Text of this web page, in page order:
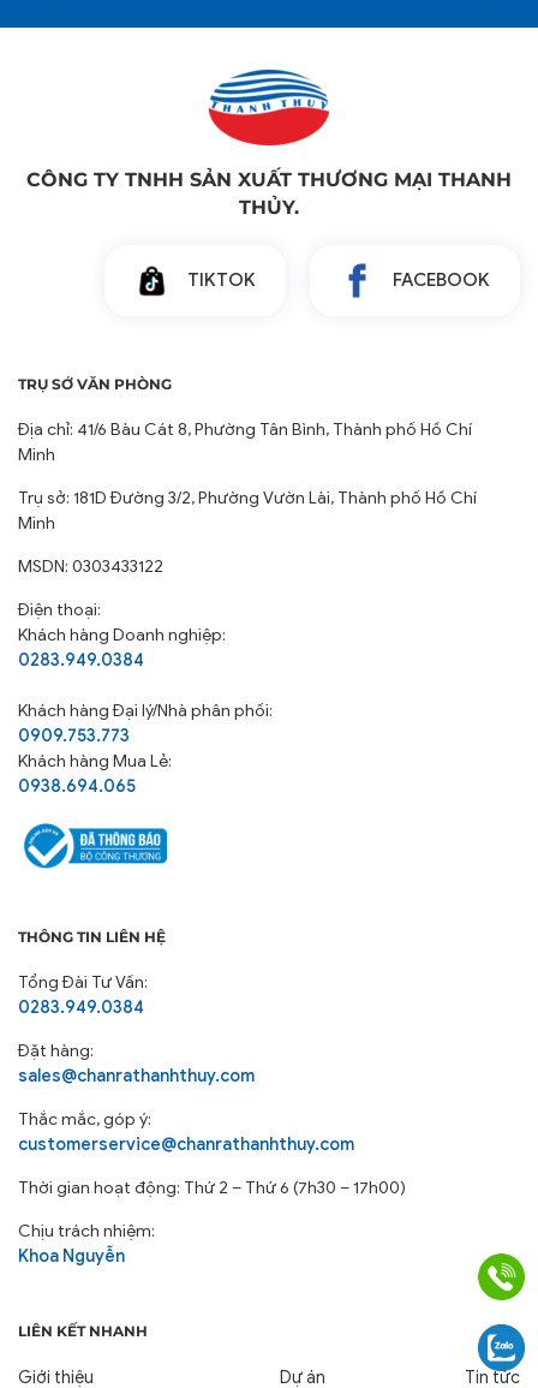
CÔNG TY TNHH SẢN XUẤT THƯƠNG MẠI THANH
THỦY.
TIKTOK FACEBOOK
TRỤ SỞ VĂN PHÒNG
Địa chỉ: 41/6 Bàu Cát 8, Phường Tân Bình, Thành phố Hồ Chí
Minh
Trụ sở: 181D Đường 3/2, Phường Vườn Lài, Thành phố Hồ Chí
Minh
MSDN: 0303433122
Điện thoại:
Khách hàng Doanh nghiệp:
0283.949.0384
Khách hàngĐại lý/Nhà phân phối:
0909.753.773
Khách hàng Mua Lẻ:
0938.694.065
THÔNG TIN LIÊN HỆ
Tổng Đài Tư Vấn:
0283.949.0384
Đặt hàng:
sales@chanrathanhthuy.com
Thắc mắc, góp ý:
customerservice@chanrathanhthuy.com
Thời gian hoạt động: Thứ 2 – Thứ 6 (7h30 – 17h00)
Chịu trách nhiệm:
Khoa Nguyễn
LIÊN KẾT NHANH
Giới thiệu Dự án Tin tức